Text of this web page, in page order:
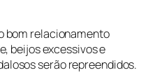
bom relacionamento
beijos excessivos e
serão repreendidos.